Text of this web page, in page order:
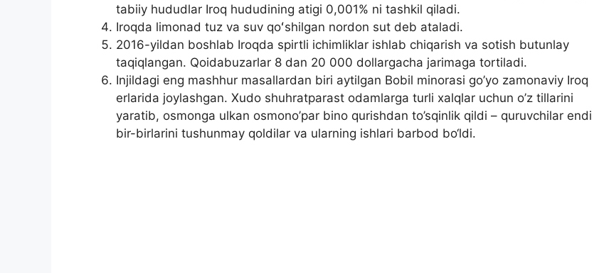
tabiiy hududlar Iroq hududining atigi 0,001% ni tashkil qiladi.
Iroqda limonad tuz va suv qoʻshilgan nordon sut deb ataladi.
2016-yildan boshlab Iroqda spirtli ichimliklar ishlab chiqarish va sotish butunlay
taqiqlangan. Qoidabuzarlar 8 dan 20 000 dollargacha jarimaga tortiladi.
Injildagi eng mashhur masallardan biri aytilgan Bobil minorasi go’yo zamonaviy Iroq
erlarida joylashgan. Xudo shuhratparast odamlarga turli xalqlar uchun o’z tillarini
yaratib, osmonga ulkan osmono’par bino qurishdan to’sqinlik qildi – quruvchilar endi
bir-birlarini tushunmay qoldilar va ularning ishlari barbod bo‘ldi.